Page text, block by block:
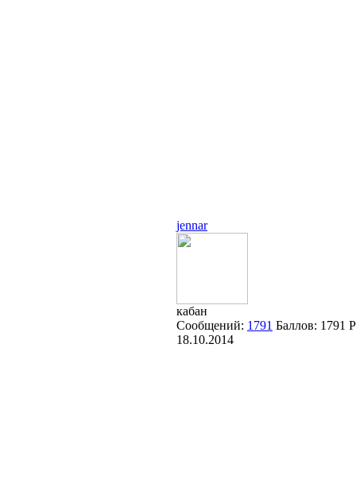
jennar
кабан
Сообщений: 1791 Баллов: 1791
18.10.2014